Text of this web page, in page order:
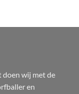
wij met de
en